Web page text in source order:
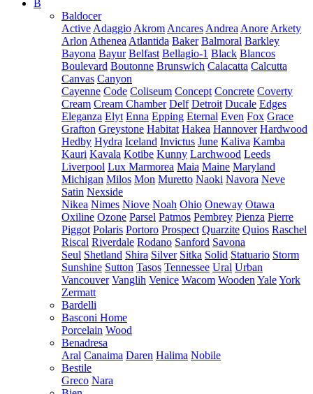
B
Baldocer
Active Adaggio Akrom Ancares Andrea Anore Arkety
Arlon Athenea Atlantida Baker Balmoral Barkley
Bayona Bayur Belfast Bellagio-1 Black Blancos
Boulevard Boutonne Brunswich Calacatta Calcutta
Canvas Canyon
Cayenne Code Coliseum Concept Concrete Coverty
Cream Cream Chamber Delf Detroit Ducale Edges
Eleganza Elyt Enna Epping Eternal Even Fox Grace
Grafton Greystone Habitat Hakea Hannover Hardwood
Hedby Hydra Iceland Invictus June Kaliva Kamba
Kauri Kavala Kotibe Kunny Larchwood Leeds
Liverpool Lux Marmorea Maia Maine Maryland
Michigan Milos Mon Muretto Naoki Navora Neve
Satin Nexside
Nikea Nimes Niove Noah Ohio Oneway Otawa
Oxiline Ozone Parsel Patmos Pembrey Pienza Pierre
Piggot Polaris Portoro Prospect Quarzite Quios Raschel
Riscal Riverdale Rodano Sanford Savona
Seul Shetland Shira Silver Sitka Solid Statuario Storm
Sunshine Sutton Tasos Tennessee Ural Urban
Vancouver Vanglih Venice Wacom Wooden YaleYork
Zermatt
Bardelli
Basconi Home
Porcelain Wood
Benadresa
Aral Canaima Daren Halima Nobile
Bestile
Greco Nara